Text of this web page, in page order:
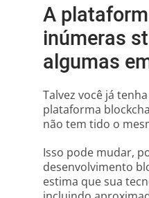
A
inúmeras
algumas
Talvez você já
plataforma
não tem tido o
Isso pode mudar,
desenvolvimento
estima que sua